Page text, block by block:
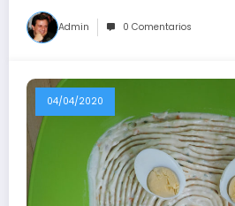
Admin 0 Comentarios
04/04/2020